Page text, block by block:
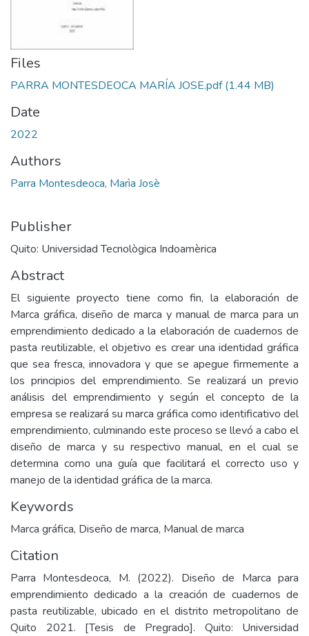
Files
PARRA MONTESDEOCA MARÍA JOSE.pdf(1.44 MB)
Date
2022
Authors
Parra Montesdeoca, Marìa Josè
Publisher
Quito: Universidad Tecnològica Indoamèrica
Abstract
El siguiente proyecto tiene como fin, la elaboración de
Marca gráfica, diseño de marca y manual de marca para un
emprendimiento dedicado a la elaboración de cuadernos de
pasta reutilizable, el objetivo es crear una identidad gráfica
que sea fresca, innovadora y que se apegue firmemente a
los principios del emprendimiento. Se realizará un previo
análisis del emprendimiento y según el concepto de la
empresa se realizará su marca gráfica como identificativo del
emprendimiento, culminando este proceso se llevó a cabo el
diseño de marca y su respectivo manual, en el cual se
determina como una guía que facilitará el correcto uso y
manejo de la identidad gráfica de la marca.
Keywords
Marca gráfica, Diseño de marca, Manual de marca
Citation
Parra Montesdeoca, M. (2022). Diseño de Marca para
emprendimiento dedicado a la creación de cuadernos de
pasta reutilizable, ubicado en el distrito metropolitano de
Quito 2021. [Tesis de Pregrado]. Quito: Universidad